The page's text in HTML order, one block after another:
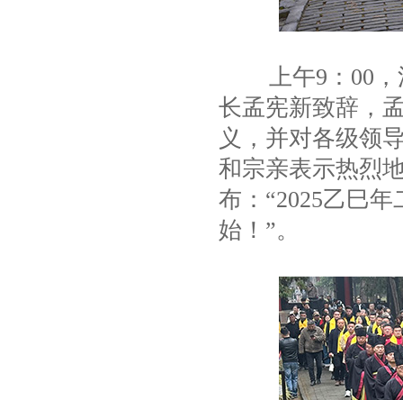
上午9：00，
长孟宪新致辞，
义，并对各级领
和宗亲表示热烈
布：“2025乙巳
始！”。